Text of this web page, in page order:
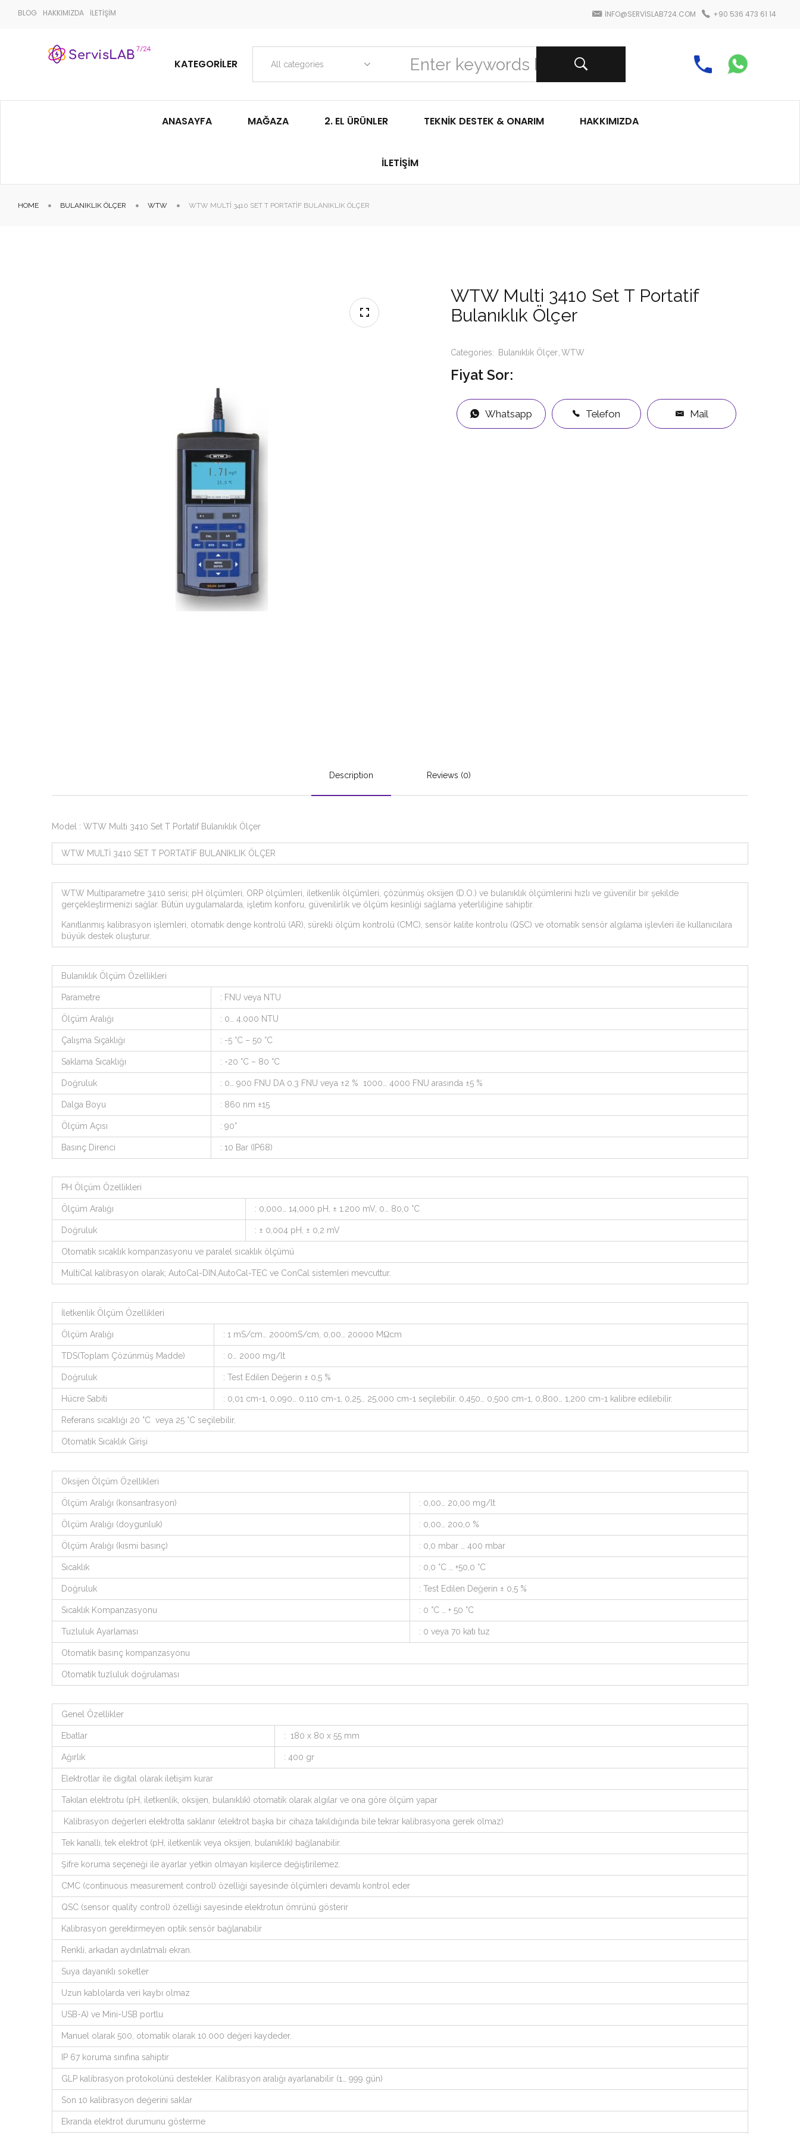
BLOG HAKKIMIZDA İLETİŞİM INFO@SERVISLAB724.COM +90 536 473 61 14
KATEGORILER All categories
ANASAYFA MAĞAZA 2. EL ÜRÜNLER TEKNIK DESTEK & ONARIM HAKKIMIZDA
İLETIŞIM
HOME BULANIKLIK ÖLÇER WTW WTW MULTI 3410 SET T PORTATIF BULANIKLIK ÖLÇER
WTW Multi 3410 Set T Portatif
Bulanıklık Ölçer
Categories: Bulanıklık Ölçer WTW
Fiyat Sor:
Whatsapp Telefon Mail
Description Reviews (0)
Model : WTW Multi 3410 Set T Portatif Bulanıklık Ölçer
WTW MULTİ 3410 SET T PORTATİF BULANIKLIK ÖLÇER
WTW Multiparametre 3410 serisi; pH ölçümleri, ORP ölçümleri, iletkenlik ölçümleri, çözünmüş oksijen (D.O.) ve bulanıklık ölçümlerini hızlı ve güvenilir bir şekilde
gerçekleştirmenizi sağlar. Bütün uygulamalarda, işletim konforu, güvenilirlik ve ölçüm kesinliği sağlama yeterliliğine sahiptir.
Kanıtlanmış kalibrasyon işlemleri, otomatik denge kontrolü (AR), sürekli ölçüm kontrolü (CMC), sensör kalite kontrolu (QSC) ve otomatik sensör algılama işlevleri ile kullanıcılara
büyük destek oluşturur.
Bulanıklık Ölçüm Özellikleri
Parametre : FNU veya NTU
Ölçüm Aralığı : 0… 4.000 NTU
Çalışma Sıçaklığı : -5 °C – 50 °C
Saklama Sıcaklığı : -20 °C – 80 °C
Doğruluk : 0… 900 FNU DA 0.3 FNU veya ±2 % 1000… 4000 FNU arasında ±5 %
Dalga Boyu : 860 nm ±15
Ölçüm Açısı : 90°
Basınç Direnci : 10 Bar (IP68)
PH Ölçüm Özellikleri
Ölçüm Aralığı : 0,000… 14,000 pH, ± 1.200 mV, 0… 80,0 °C
Doğruluk : ± 0,004 pH, ± 0,2 mV
Otomatik sıcaklık kompanzasyonu ve paralel sıcaklık ölçümü
MultiCal kalibrasyon olarak; AutoCal-DIN,AutoCal-TEC ve ConCal sistemleri mevcuttur.
İletkenlik Ölçüm Özellikleri
Ölçüm Aralığı : 1 mS/cm… 2000mS/cm, 0,00… 20000 MΩcm
TDS(Toplam Çözünmüş Madde) : 0… 2000 mg/lt
Doğruluk : Test Edilen Değerin ± 0,5 %
Hücre Sabiti : 0,01 cm-1, 0,090… 0.110 cm-1, 0,25… 25,000 cm-1 seçilebilir. 0,450… 0,500 cm-1, 0,800… 1,200 cm-1 kalibre edilebilir.
Referans sıcaklığı 20 °C veya 25 °C seçilebilir.
Otomatik Sıcaklık Girişi
Oksijen Ölçüm Özellikleri
Ölçüm Aralığı (konsantrasyon) : 0,00… 20,00 mg/lt
Ölçüm Aralığı (doygunluk) : 0,00… 200,0 %
Ölçüm Aralığı (kısmi basınç) : 0,0 mbar … 400 mbar
Sıcaklık : 0,0 °C … +50,0 °C
Doğruluk : Test Edilen Değerin ± 0,5 %
Sıcaklık Kompanzasyonu : 0 °C … + 50 °C
Tuzluluk Ayarlaması : 0 veya 70 katı tuz
Otomatik basınç kompanzasyonu
Otomatik tuzluluk doğrulaması
Genel Özellikler
Ebatlar : 180 x 80 x 55 mm
Ağırlık : 400 gr
Elektrotlar ile digital olarak iletişim kurar
Takılan elektrotu (pH, iletkenlik, oksijen, bulanıklık) otomatik olarak algılar ve ona göre ölçüm yapar
Kalibrasyon değerleri elektrotta saklanır (elektrot başka bir cihaza takıldığında bile tekrar kalibrasyona gerek olmaz)
Tek kanallı, tek elektrot (pH, iletkenlik veya oksijen, bulanıklık) bağlanabilir.
Şifre koruma seçeneği ile ayarlar yetkin olmayan kişilerce değiştirilemez.
CMC (continuous measurement control) özelliği sayesinde ölçümleri devamlı kontrol eder
QSC (sensor quality control) özelliği sayesinde elektrotun ömrünü gösterir
Kalibrasyon gerektirmeyen optik sensör bağlanabilir
Renkli, arkadan aydınlatmalı ekran.
Suya dayanıklı soketler
Uzun kablolarda veri kaybı olmaz
USB-A) ve Mini-USB portlu
Manuel olarak 500, otomatik olarak 10.000 değeri kaydeder.
IP 67 koruma sınıfına sahiptir
GLP kalibrasyon protokolünü destekler. Kalibrasyon aralığı ayarlanabilir (1… 999 gün)
Son 10 kalibrasyon değerini saklar
Ekranda elektrot durumunu gösterme